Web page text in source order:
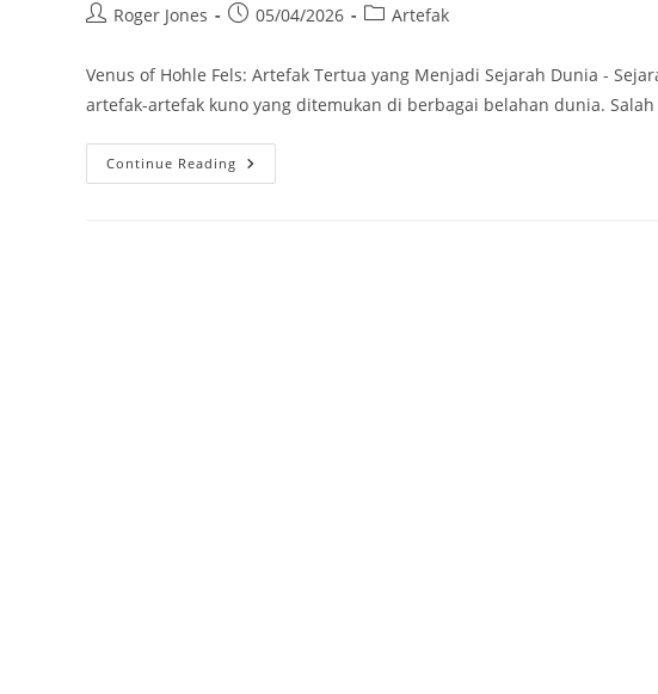
PostRoger Jones
Post05/04/2026
PostArtefak
Venus of Hohle Fels: Artefak Tertua yang Menjadi Sejarah Dunia -
artefak-artefak kuno yang ditemukan di berbagai belahan dunia.
Continue Reading Venus
Of